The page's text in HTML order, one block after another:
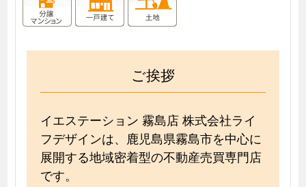
ご挨拶
イエステーション 霧島店 株式会社ライ
フデザインは、鹿児島県霧島市を中心に
展開する地域密着型の不動産売買専門店
です。